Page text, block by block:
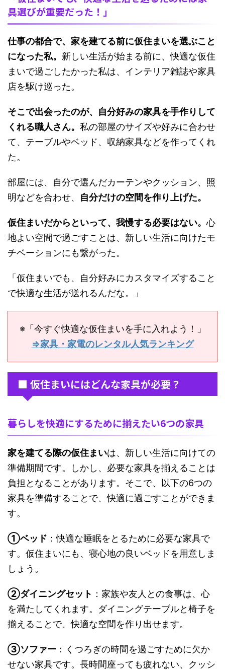
具選びが重要だった！」
仕事の都合で、家を建てる前に仮住まいを選ぶこと
になった私。 新しい生活が始まる前に、快適な仮住
まいで過ごしたかった私は、インテリア雑誌や家具
店を駆け巡った。
そこで出会ったのが、自分好みの家具を手作りして
くれる職人さん。 私の部屋のサイズや好みに合わせ
て、テーブルやベッド、収納家具などを作ってくれ
た。
部屋には、自分で選んだカーテンやクッション、照
明などを合わせ、 自分だけの空間を作り上げた。
仮住まいだからといって、我慢する必要はない。心
地よい空間で過ごすことは、新しい生活に向けたモ
チベーションにも繋がった。
「仮住まいでも、自分好みにカスタマイズすること
で快適な生活が送れるんだな。」
※「今すぐ快適な仮住まいを手に入れよう！」
⇒家具・家電のレンタル人気ランキング
■ 仮住まいにはどんな家具が必要？
暮らしを快適にするために揃えたい6つの家具
家を建てる際の仮住まいは、新しい生活に向けての
準備期間です。しかし、必要な家具を揃えることは
負担となることがあります。そこで、以下の6つの
家具を準備することで、快適に過ごすことができま
す。
①ベッド ：快適な睡眠をとるために必要な家具で
す。仮住まいにも、寝心地の良いベッドを用意しま
しょう。
②ダイニングセット ：家族や友人との食事は、心
を満たしてくれます。ダイニングテーブルと椅子を
揃えることで、快適な空間を作り出せます。
③ソファー ：くつろぎの時間を過ごすために欠か
せない家具です。長時間座っても疲れない、クッシ